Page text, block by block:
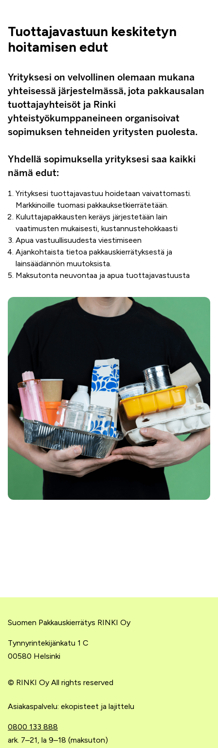
Tuottajavastuun keskitetyn
hoitamisen edut
Yrityksesi on velvollinen olemaan mukana
yhteisessä järjestelmässä, jota pakkausalan
tuottajayhteisöt ja Rinki
yhteistyökumppaneineen organisoivat
sopimuksen tehneiden yritysten puolesta.
Yhdellä sopimuksella yrityksesi saa kaikki
nämä edut:
Yrityksesi tuottajavastuu hoidetaan vaivattomasti.
Markkinoille tuomasi pakkauksetkierrätetään.
Kuluttajapakkausten keräys järjestetään lain
vaatimusten mukaisesti, kustannustehokkaasti
Apua vastuullisuudesta viestimiseen
Ajankohtaista tietoa pakkauskierrätyksestä ja
lainsäädännön muutoksista.
Maksutonta neuvontaa ja apua tuottajavastuusta
Suomen Pakkauskierrätys RINKI Oy
Tynnyrintekijänkatu 1 C
00580 Helsinki
© RINKI Oy All rights reserved
Asiakaspalvelu: ekopisteet ja lajittelu
0800 133 888
ark. 7–21, la 9–18 (maksuton)